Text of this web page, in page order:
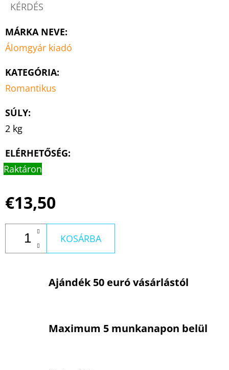
KÉRDÉS
MÁRKA NEVE:
Álomgyár kiadó
KATEGÓRIA:
Romantikus
SÚLY:
2 kg
ELÉRHETŐSÉG:
Raktáron
€13,50
KOSÁRBA
Ajándék 50 euró vásárlástól
Maximum 5 munkanapon belül